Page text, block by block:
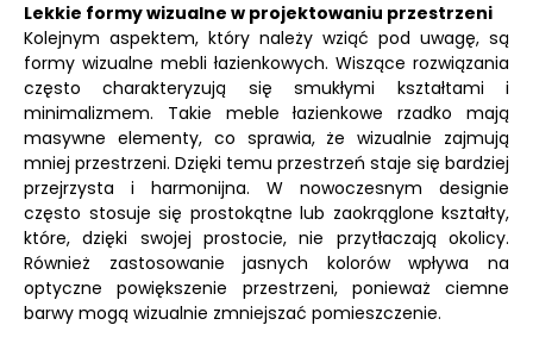
Lekkie formy wizualne w projektowaniu przestrzeni
Kolejnym aspektem, który należy wziąć pod uwagę, są
formy wizualne mebli łazienkowych. Wiszące rozwiązania
często charakteryzują się smukłymi kształtami i
minimalizmem. Takie meble łazienkowe rzadko mają
masywne elementy, co sprawia, że wizualnie zajmują
mniej przestrzeni. Dzięki temu przestrzeń staje się bardziej
przejrzysta i harmonijna. W nowoczesnym designie
często stosuje się prostokątne lub zaokrąglone kształty,
które, dzięki swojej prostocie, nie przytłaczają okolicy.
Również zastosowanie jasnych kolorów wpływa na
optyczne powiększenie przestrzeni, ponieważ ciemne
barwy mogą wizualnie zmniejszać pomieszczenie.